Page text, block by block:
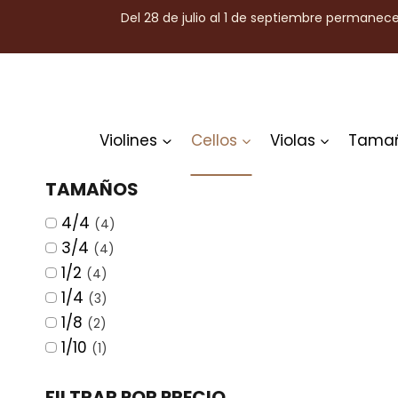
contenido
Del 28 de julio al 1 de septiembre
Violines Cellos Violas
TAMAÑOS
4/4 (4)
3/4 (4)
1/2 (4)
1/4 (3)
1/8 (2)
1/10 (1)